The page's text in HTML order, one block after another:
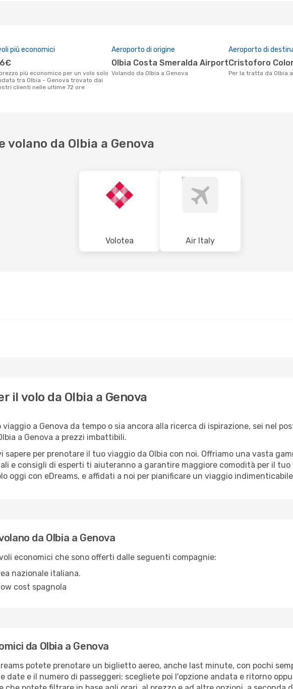
più economici
26€
tra Olbia - Genova trovato dai
clienti nelle ultime 72 ore
Aeroporto di origine
Olbia Costa Smeralda Airport
Volando da Olbia a Genova
Aeroporto di
Cristoforo
Per la tratta da Olbia
volano da Olbia a Genova
Volotea Air Italy
il volo da Olbia a Genova
a Genova da tempo o sia ancora alla ricerca di ispirazione, sei nel
a Genova a prezzi imbattibili.
per prenotare il tuo viaggio da Olbia con noi. Offriamo una vasta
e consigli di esperti ti aiuteranno a garantire maggiore comodità per il
oggi con eDreams, e affidati a noi per pianificare un viaggio
da Olbia a Genova
economici che sono offerti dalle seguenti compagnie:
nazionale italiana.
cost spagnola
da Olbia a Genova
potete prenotare un biglietto aereo, anche last minute, con pochi
date e il numero di passeggeri; scegliete poi l'opzione andata e ritorno